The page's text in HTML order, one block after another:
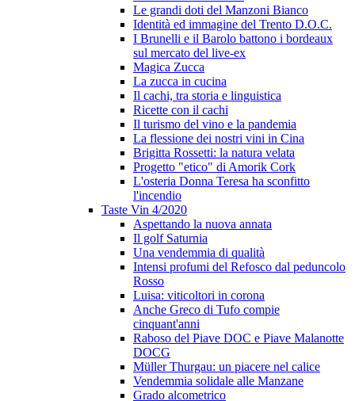
Le grandi doti del Manzoni Bianco
Identità ed immagine del Trento D.O.C.
I Brunelli e il Barolo battono i bordeaux
sul mercato del live-ex
Magica Zucca
La zucca in cucina
Il cachi, tra storia e linguistica
Ricette con il cachi
Il turismo del vino e la pandemia
La flessione dei nostri vini in Cina
Brigitta Rossetti: la natura velata
Progetto "etico" di Amorik Cork
L'osteria Donna Teresa ha sconfitto
l'incendio
Taste Vin 4/2020
Aspettando la nuova annata
Il golf Saturnia
Una vendemmia di qualità
Intensi profumi del Refosco dal peduncolo
Rosso
Luisa: viticoltori in corona
Anche Greco di Tufo compie
cinquant'anni
Raboso del Piave DOC e Piave Malanotte
DOCG
Müller Thurgau: un piacere nel calice
Vendemmia solidale alle Manzane
Grado alcometrico